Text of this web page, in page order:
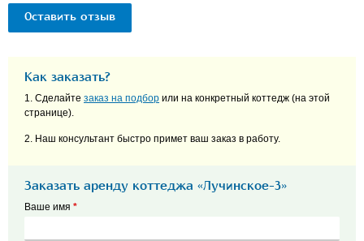
Оставить отзыв
Как заказать?
1. Сделайте заказ на подбор или на конкретный коттедж (на этой
странице).
2. Наш консультант быстро примет ваш заказ в работу.
Заказать аренду коттеджа «Лучинское-3»
Ваше имя *